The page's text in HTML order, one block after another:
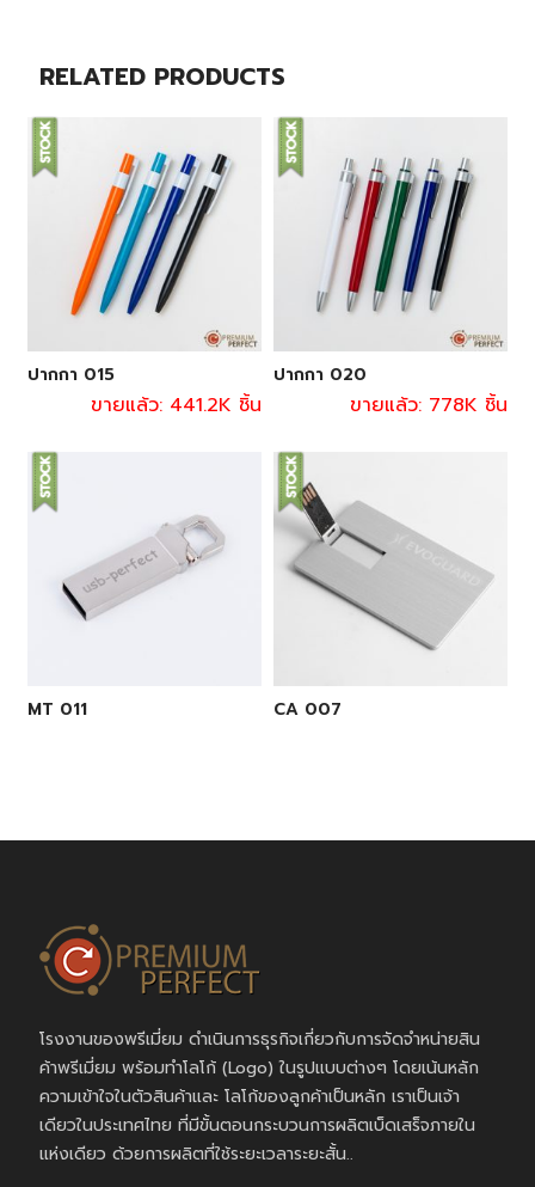
RELATED PRODUCTS
ปากกา 015
ขายแล้ว: 441.2K ชิ้น
ปากกา 020
ขายแล้ว: 778K ชิ้น
MT 011 CA 007
โรงงานของพรีเมี่ยม ดำเนินการธุรกิจเกี่ยวกับการจัดจำหน่ายสิน
ค้าพรีเมี่ยม พร้อมทำโลโก้ (Logo) ในรูปแบบต่างๆ โดยเน้นหลัก
ความเข้าใจในตัวสินค้าและ โลโก้ของลูกค้าเป็นหลัก เราเป็นเจ้า
เดียวในประเทศไทย ที่มีขั้นตอนกระบวนการผลิตเบ็ดเสร็จภายใน
แห่งเดียว ด้วยการผลิตที่ใช้ระยะเวลาระยะสั้น..